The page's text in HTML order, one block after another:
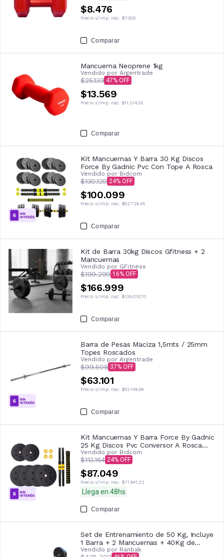
$8.476
Precio s/imp. nac. $7.005
Comparar
Mancuerna Neoprene 1kg
Vendido por Argentrade
$25.139 47
$13.569
Precio s/imp. nac. $11.214,05
Comparar
Kit Mancuernas Y Barra 30 Kg Discos
Force By Gadnic Pvc Con Tope A Rosca
Vendido por Bidcom
$130.129 24
$100.099
Precio s/imp. nac. $82.726,45
Comparar
Kit de Barra 30kg Discos Gfitness + 2
Mancuernas
Vendido por GFitness
$199.299 16
$166.999
Precio s/imp. nac. $138.015,70
Comparar
Barra de Pesas Maciza 1,5mts / 25mm
Topes Roscados
Vendido por Argentrade
$99.508 37
$63.101
Precio s/imp. nac. $52.149,59
Comparar
Kit Mancuernas Y Barra Force By Gadnic
25 Kg Discos Pvc Conversor A Rosca
Entrenamiento Completo
Vendido por Bidcom
$113.164 24
$87.049
Precio s/imp. nac. $71.941,32
Llega en 48hs
Comparar
Set de Entrenamiento de 50 Kg, Incluye
1 Barra + 2 Mancuernas + 40Kg de
Discos+ Topes Ranbak
Vendido por Ranbak